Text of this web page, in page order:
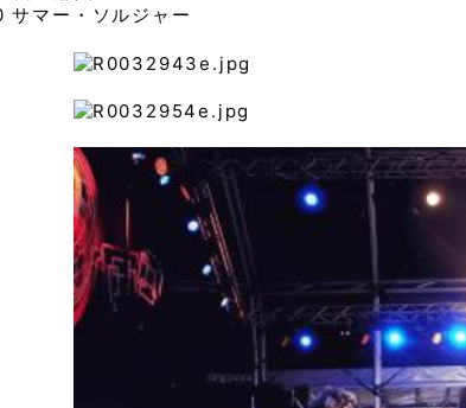
サマー・ソルジャー